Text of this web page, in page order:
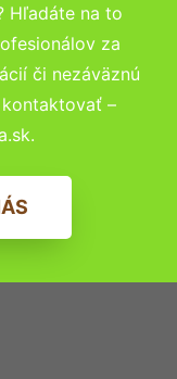
Hľadáte na to
za
či nezáväznú
–